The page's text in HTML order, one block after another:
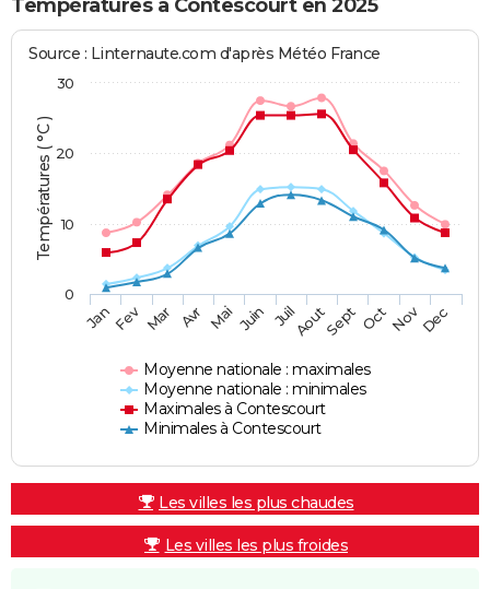
Températures à Contescourt en 2025
Températures ( °C )
Source : Linternaute.com d'après Météo France
Moyenne nationale : maximales
Moyenne nationale : minimales
Maximales à Contescourt
Minimales à Contescourt
JanFev Mar Avr Mai Juin JuilAoutSept OctNovDec
0
10
20
30
Les villes les plus chaudes
Les villes les plus froides